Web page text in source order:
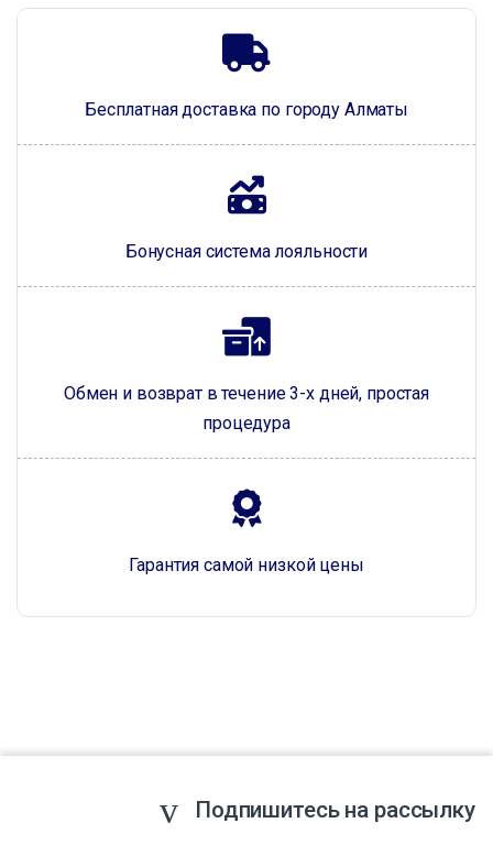
Бесплатная доставка по городу Алматы
Бонусная система лояльности
Обмен и возврат в течение 3-х дней, простая
процедура
Гарантия самой низкой цены
Подпишитесь на рассылку